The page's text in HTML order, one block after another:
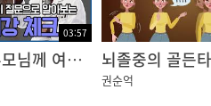
하고 있습니다.
03:57
어버이날 부모님께 여쭤봐야 할 7가지!
권순억